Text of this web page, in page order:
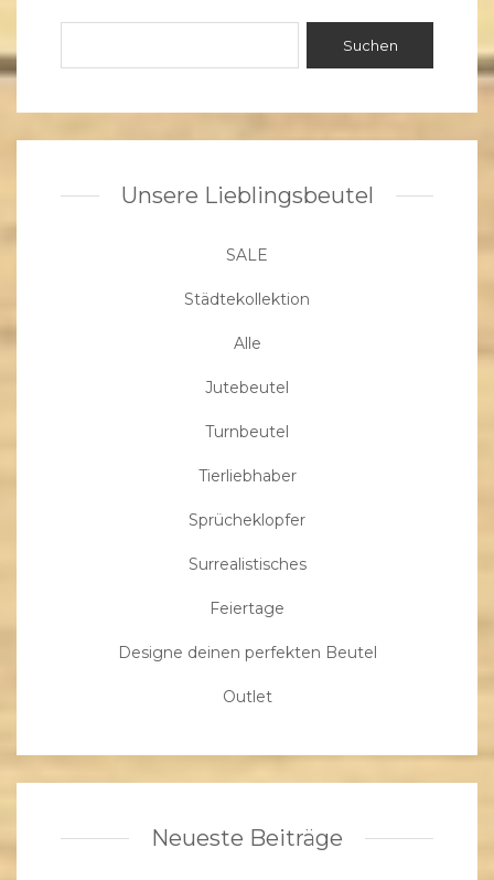
Unsere Lieblingsbeutel
SALE
Städtekollektion
Alle
Jutebeutel
Turnbeutel
Tierliebhaber
Sprücheklopfer
Surrealistisches
Feiertage
Designe deinen perfekten Beutel
Outlet
Neueste Beiträge